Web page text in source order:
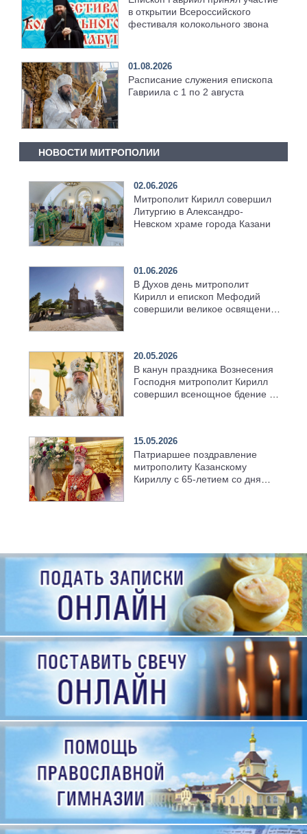
в открытии Всероссийского
фестиваля колокольного звона
01.08.2026
Расписание служения епископа
Гавриила с 1 по 2 августа
НОВОСТИ МИТРОПОЛИИ
02.06.2026
Митрополит Кирилл совершил
Литургию в Александро-
Невском храме города Казани
01.06.2026
В Духов день митрополит
Кирилл и епископ Мефодий
совершили великое освящение
20.05.2026
В канун праздника Вознесения
Господня митрополит Кирилл
совершил всенощное бдение в
15.05.2026
Патриаршее поздравление
митрополиту Казанскому
Кириллу с 65-летием со дня